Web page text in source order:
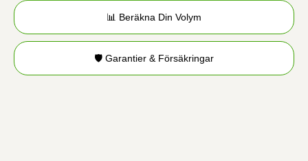
📊 Beräkna Din Volym
🛡️ Garantier & Försäkringar